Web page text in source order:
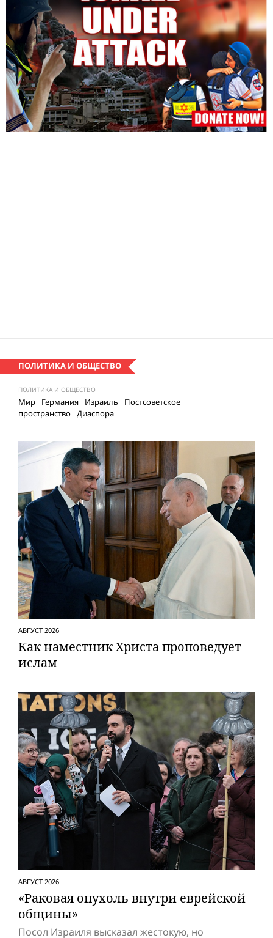
ПОЛИТИКА И ОБЩЕСТВО
ПОЛИТИКА И ОБЩЕСТВО
Мир Германия Израиль
Постсоветское
пространство Диаспора
АВГУСТ 2026
Как наместник Христа проповедует
ислам
АВГУСТ 2026
«Раковая опухоль внутри еврейской
общины»
Посол Израиля высказал жестокую, но